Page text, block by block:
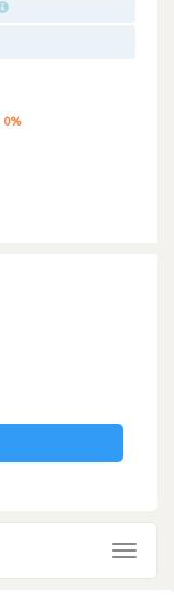
0%
Toggle